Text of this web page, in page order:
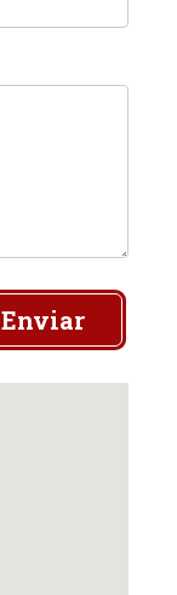
Enviar